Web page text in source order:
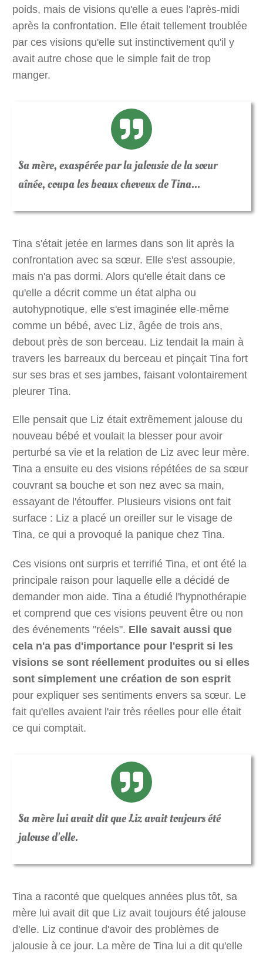
poids, mais de visions qu'elle a eues l'après-midi
après la confrontation. Elle était tellement troublée
par ces visions qu'elle sut instinctivement qu'il y
avait autre chose que le simple fait de trop
manger.
Sa mère, exaspérée par la jalousie de la sœur
aînée, coupa les beaux cheveux de Tina...
Tina s'était jetée en larmes dans son lit après la
confrontation avec sa sœur. Elle s'est assoupie,
mais n'a pas dormi. Alors qu'elle était dans ce
qu'elle a décrit comme un état alpha ou
autohypnotique, elle s'est imaginée elle-même
comme un bébé, avec Liz, âgée de trois ans,
debout près de son berceau. Liz tendait la main à
travers les barreaux du berceau et pinçait Tina fort
sur ses bras et ses jambes, faisant volontairement
pleurer Tina.
Elle pensait que Liz était extrêmement jalouse du
nouveau bébé et voulait la blesser pour avoir
perturbé sa vie et la relation de Liz avec leur mère.
Tina a ensuite eu des visions répétées de sa sœur
couvrant sa bouche et son nez avec sa main,
essayant de l'étouffer. Plusieurs visions ont fait
surface : Liz a placé un oreiller sur le visage de
Tina, ce qui a provoqué la panique chez Tina.
Ces visions ont surpris et terrifié Tina, et ont été la
principale raison pour laquelle elle a décidé de
demander mon aide. Tina a étudié l'hypnothérapie
et comprend que ces visions peuvent être ou non
des événements "réels". Elle savait aussi que
cela n'a pas d'importance pour l'esprit si les
visions se sont réellement produites ou si elles
sont simplement une création de son esprit
pour expliquer ses sentiments envers sa sœur. Le
fait qu'elles avaient l'air très réelles pour elle était
ce qui comptait.
Sa mère lui avait dit que Liz avait toujours été
jalouse d'elle.
Tina a raconté que quelques années plus tôt, sa
mère lui avait dit que Liz avait toujours été jalouse
d'elle. Liz continue d'avoir des problèmes de
jalousie à ce jour. La mère de Tina lui a dit qu'elle